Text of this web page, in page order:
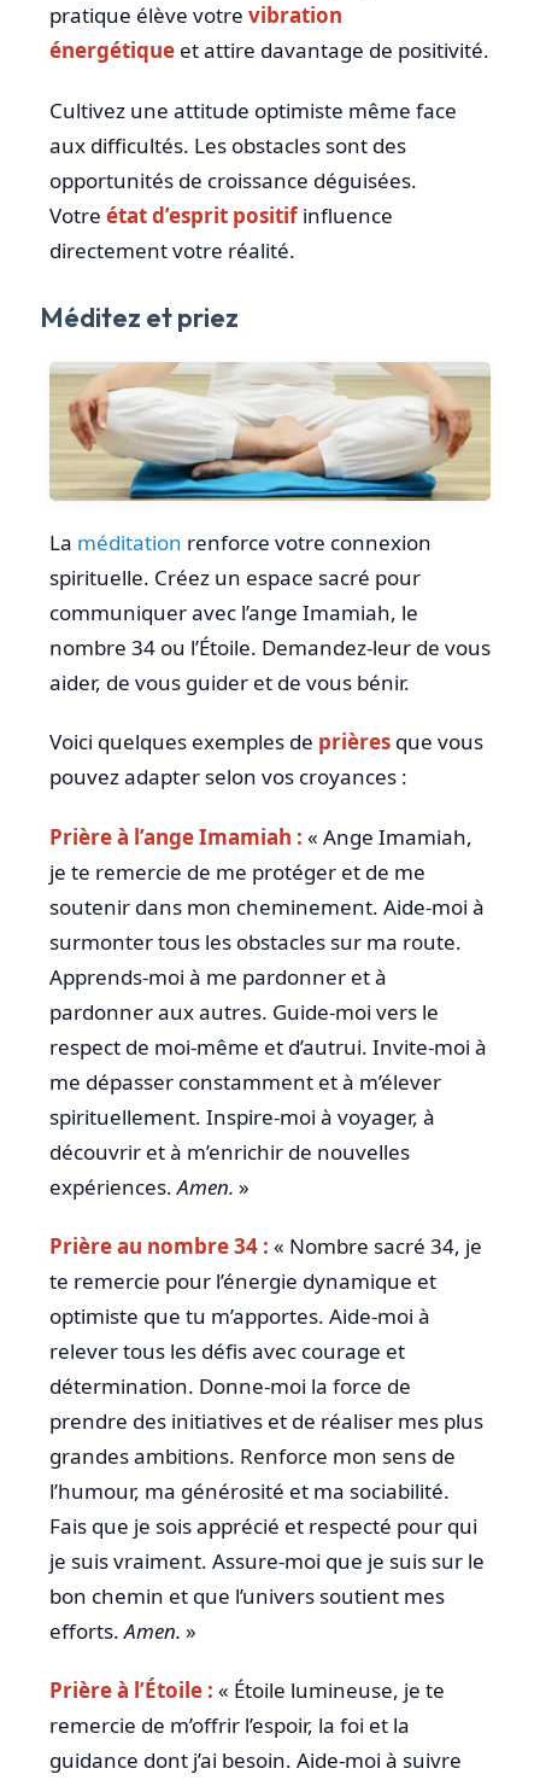
pratique élève votre vibration
énergétique et attire davantage de positivité.
Cultivez une attitude optimiste même face
aux difficultés. Les obstacles sont des
opportunités de croissance déguisées.
Votre état d’esprit positifinfluence
directement votre réalité.
Méditez et priez
La méditation renforce votre connexion
spirituelle. Créez un espace sacré pour
communiquer avec l’ange Imamiah, le
nombre 34 ou l’Étoile. Demandez-leur de vous
aider, de vous guider et de vous bénir.
Voici quelques exemples de prières que vous
pouvez adapter selon vos croyances :
Prière à l’ange Imamiah : « Ange Imamiah,
je te remercie de me protéger et de me
soutenir dans mon cheminement. Aide-moi à
surmonter tous les obstacles sur ma route.
Apprends-moi à me pardonner et à
pardonner aux autres. Guide-moi vers le
respect de moi-même et d’autrui. Invite-moi à
me dépasser constamment et à m’élever
spirituellement. Inspire-moi à voyager, à
découvrir et à m’enrichir de nouvelles
expériences.Amen. »
Prière au nombre 34 : « Nombre sacré 34, je
te remercie pour l’énergie dynamique et
optimiste que tu m’apportes. Aide-moi à
relever tous les défis avec courage et
détermination. Donne-moi la force de
prendre des initiatives et de réaliser mes plus
grandes ambitions. Renforce mon sens de
l’humour, ma générosité et ma sociabilité.
Fais que je sois apprécié et respecté pour qui
je suis vraiment. Assure-moi que je suis sur le
bon chemin et que l’univers soutient mes
efforts.Amen. »
Prière à l’Étoile : « Étoile lumineuse, je te
remercie de m’offrir l’espoir, la foi et la
guidance dont j’ai besoin. Aide-moi à suivre